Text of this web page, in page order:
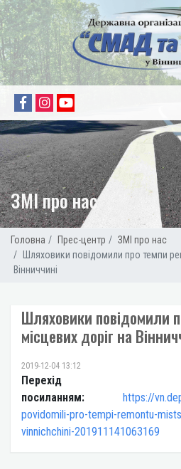
Головна Прес-центр
ЗМІ про нас
Шляховики повідомили про темпи
Вінниччині
ЗМІ про нас
Шляховики повідомили
місцевих доріг на
2019-12-04 13:12
посиланням: https://
povidomili-pro-tempi-remontu-
vinnichchini-201911141063169